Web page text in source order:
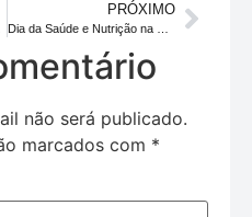
PRÓXIMO
não será publicado.
marcados com *